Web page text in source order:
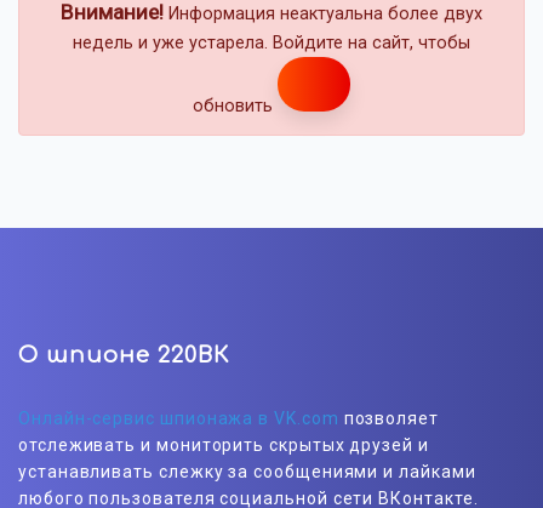
Внимание! Информация неактуальна более двух
недель и уже устарела. Войдите на сайт, чтобы
обновить
О шпионе 220ВК
Онлайн-сервис шпионажа в VK.com позволяет
отслеживать и мониторить скрытых друзей и
устанавливать слежку за сообщениями и лайками
любого пользователя социальной сети ВКонтакте.